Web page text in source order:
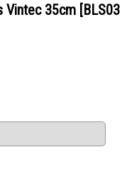
Vintec 35cm [BLS03